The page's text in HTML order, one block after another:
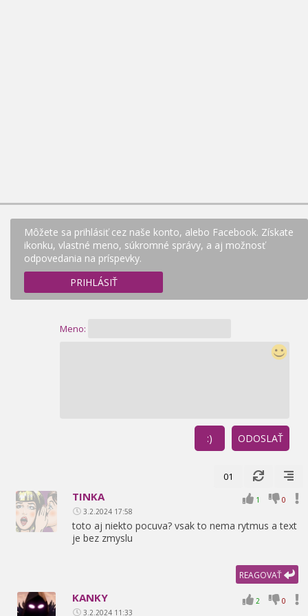
Môžete sa prihlásiť cez naše konto, alebo Facebook. Získate
ikonku, vlastné meno, súkromné správy, a aj možnosť
odpovedania na príspevky.
PRIHLÁSIŤ
Meno:
ODOSLAŤ
:)
01
1 0
TINKA
3.2.2024 17:58
toto aj niekto pocuva? vsak to nema rytmus a text
je bez zmyslu
REAGOVAŤ
2 0
KANKY
3.2.2024 11:33